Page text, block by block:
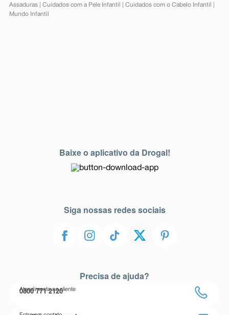
Assaduras| Cuidados com a Pele Infantil Cuidados com o Cabelo Infantil
Mundo Infantil
Baixe o aplicativo da Drogal!
Siga nossas redes sociais
Precisa de ajuda?
Atendimento ao cliente
0800 771 2120